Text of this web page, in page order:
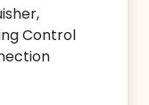
Control